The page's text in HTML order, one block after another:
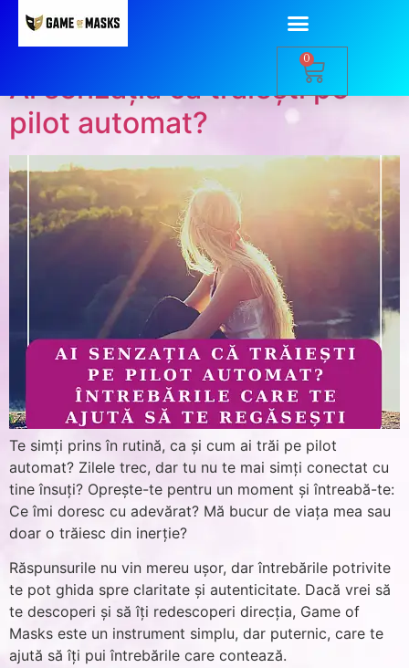
0
Categorie: Blog
Ai senzația că trăiești pe
pilot automat?
Te simți prins în rutină, ca și cum ai trăi pe pilot
automat? Zilele trec, dar tu nu te mai simți conectat cu
tine însuți? Oprește-te pentru un moment și întreabă-te:
Ce îmi doresc cu adevărat? Mă bucur de viața mea sau
doar o trăiesc din inerție?
Răspunsurile nu vin mereu ușor, dar întrebările potrivite
te pot ghida spre claritate și autenticitate. Dacă vrei să
te descoperi și să îți redescoperi direcția, Game of
Masks este un instrument simplu, dar puternic, care te
ajută să îți pui întrebările care contează.